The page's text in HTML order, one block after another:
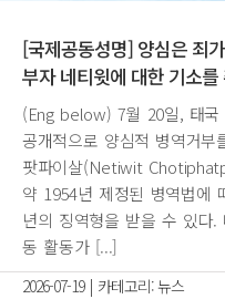
[국제공동성명] 양심은 죄
부자 네티윗에 대한 기소를
(Eng below) 7월 20일, 태국
공개적으로 양심적 병역거
팟파이살(Netiwit
약 1954년 제정된 병역법에
년의 징역형을 받을 수 있다.
동 활동가 [...]
2026-07-19 | 카테고리:뉴스